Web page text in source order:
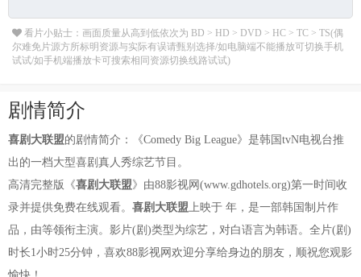
看片小贴士：画面质量从高到低依次为 BD > HD > DVD > HC > TC > TS(偶
尔难免片源方所标明资源与实际有误请甄别选择/如电脑端不能播放可切换手机
试试/如手机端播放卡可搜索相同资源切换线路试试)
剧情简介
喜剧大联盟的剧情简介：《Comedy Big League》是韩国tvN电视台推
出的一档大型喜剧真人秀综艺节目。
高清完整版《喜剧大联盟》由88影视网(www.gdhotels.org)第一时间收
录并提供免费在线观看。 喜剧大联盟上映于 年，是一部韩国制片作
品，由等领衔主演。影片(剧)类型为综艺，对白语言为韩语。全片(剧)
时长1小时25分钟，喜欢88影视网欢迎分享给身边的朋友，顺祝您观影